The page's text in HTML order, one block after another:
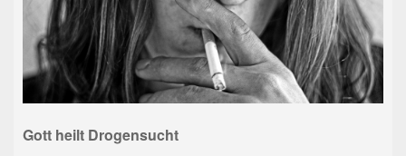
Gott heilt Drogensucht